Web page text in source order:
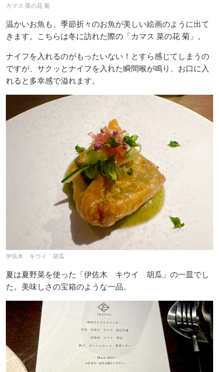
カマス 菜の花 菊
温かいお魚も、季節折々のお魚が美しい絵画のように出て
きます。こちらは冬に訪れた際の「カマス 菜の花 菊」。
ナイフを入れるのがもったいない！とすら感じてしまうの
ですが、サクッとナイフを入れた瞬間喉が鳴り、お口に入
れると多幸感で溢れます。
伊佐木 キウイ 胡瓜
夏は夏野菜を使った「伊佐木 キウイ 胡瓜」の一皿でし
た。美味しさの宝箱のような一品。